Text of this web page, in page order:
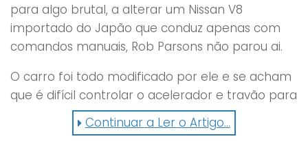
para algo brutal, a alterar um Nissan V8
importado do Japão que conduz apenas com
comandos manuais, Rob Parsons não parou ai.
O carro foi todo modificado por ele e se acham
que é difícil controlar o acelerador e travão para
fazer um drift perfeito com os pés, Rob faz tudo
com … as mãos.
Continuar a Ler o Artigo...